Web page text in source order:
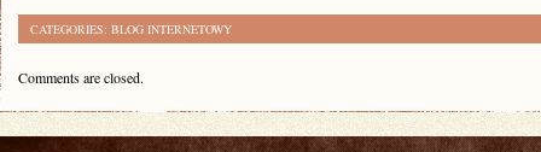
CATEGORIES: BLOG INTERNETOWY
Comments are closed.